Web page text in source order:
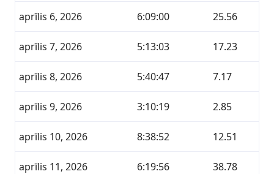
aprīlis 6, 2026 6:09:00 25.56
aprīlis 7, 2026 5:13:03 17.23
aprīlis 8, 2026 5:40:47 7.17
aprīlis 9, 2026 3:10:19 2.85
aprīlis 10, 2026 8:38:52 12.51
aprīlis 11, 2026 6:19:56 38.78